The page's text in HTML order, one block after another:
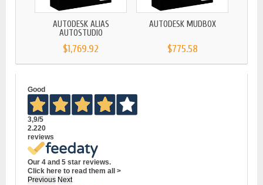
AUTODESK ALIAS
AUTOSTUDIO
$1,769.92
AUTODESK MUDBOX
$775.58
Good
3,9/5
2.220
reviews
Our 4 and 5 star reviews.
Click here to read them all >
Previous Next